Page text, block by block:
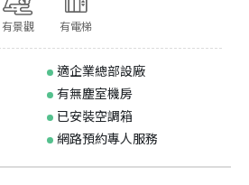
有景觀 有電梯
適企業總部設廠
有無塵室機房
已安裝空調箱
網路預約專人服務